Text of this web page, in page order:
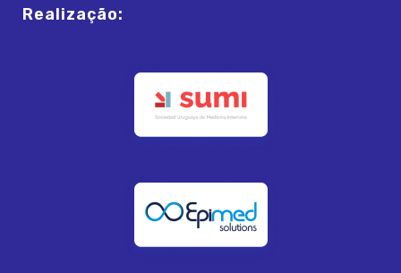
Realização: